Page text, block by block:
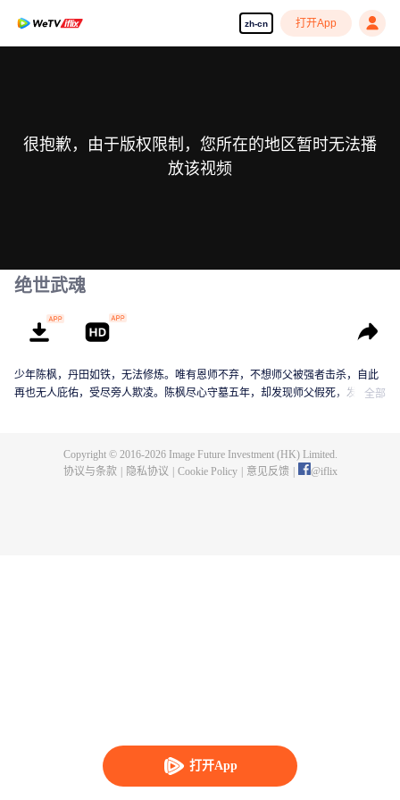
zh-cn 打开App
打开App
很抱歉，由于版权限制，您所在的地区暂时无法播
放该视频
绝世武魂
少年陈枫，丹田如铁，无法修炼。唯有恩师不弃，不想师父被强者击杀，自此
再也无人庇佑，受尽旁人欺凌。陈枫尽心守墓五年，却发现师父假死，发现师
全部
Copyright © 2016-2026Image Future Investment (HK) Limited.
协议与条款
隐私协议 Cookie Policy 意见反馈 @iflix